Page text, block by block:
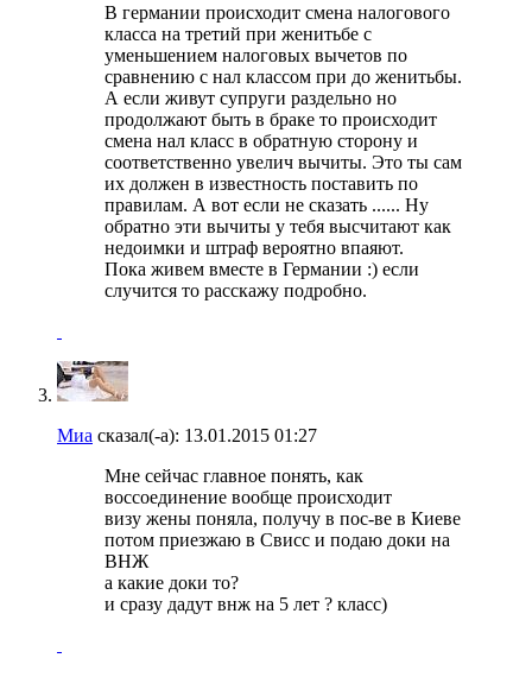
В германии происходит смена налогового
класса на третий при женитьбе с
уменьшением налоговых вычетов по
сравнению с нал классом при до женитьбы.
А если живут супруги раздельно но
продолжают быть в браке то происходит
смена нал класс в обратную сторону и
соответственно увелич вычиты. Это ты сам
их должен в известность поставить по
правилам. А вот если не сказать ...... Ну
обратно эти вычиты у тебя высчитают как
недоимки и штраф вероятно впаяют.
Пока живем вместе в Германии :) если
случится то расскажу подробно.
Миа сказал(-а): 13.01.2015 01:27
Мне сейчас главное понять, как
воссоединение вообще происходит
визу жены поняла, получу в пос-ве в Киеве
потом приезжаю в Свисс и подаю доки на
ВНЖ
а какие доки то?
и сразу дадут внж на 5 лет ? класс)